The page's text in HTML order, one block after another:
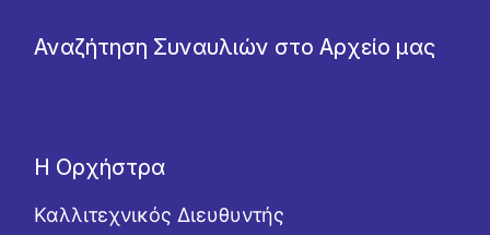
Αναζήτηση Συναυλιών στο Αρχείο μας
Η Ορχήστρα
Καλλιτεχνικός Διευθυντής